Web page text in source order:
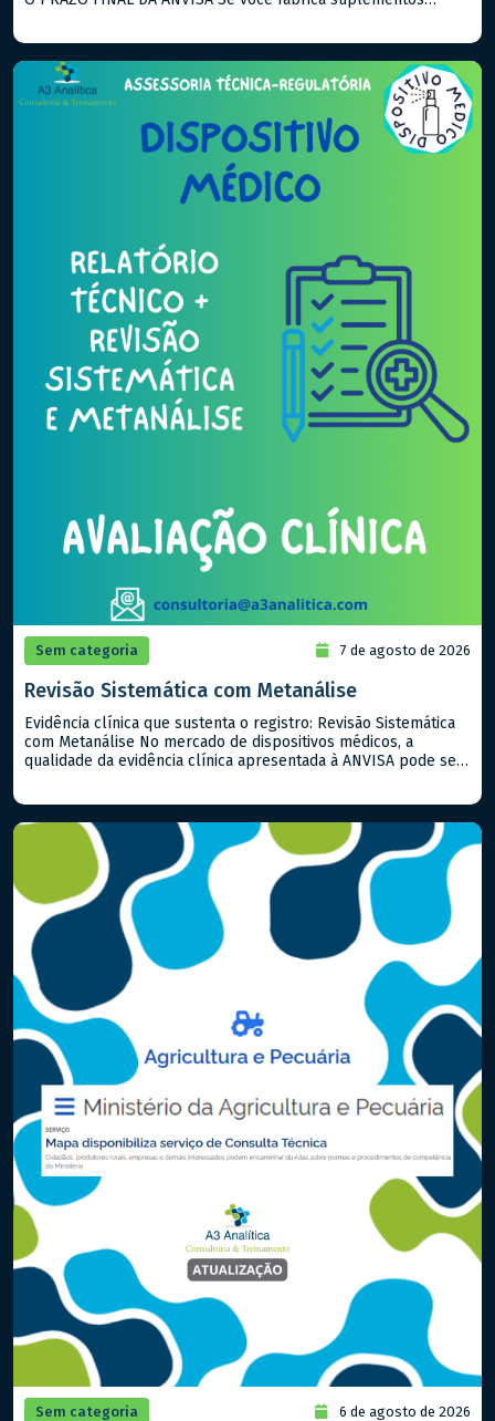
990/2025: descreve […]
Sem categoria 7 de agosto de 2026
Revisão Sistemática com Metanálise
Evidência clínica que sustenta o registro: Revisão Sistemática
com Metanálise No mercado de dispositivos médicos, a
qualidade da evidência clínica apresentada à ANVISA pode ser
Metanálise é a […]
Sem categoria 6 de agosto de 2026